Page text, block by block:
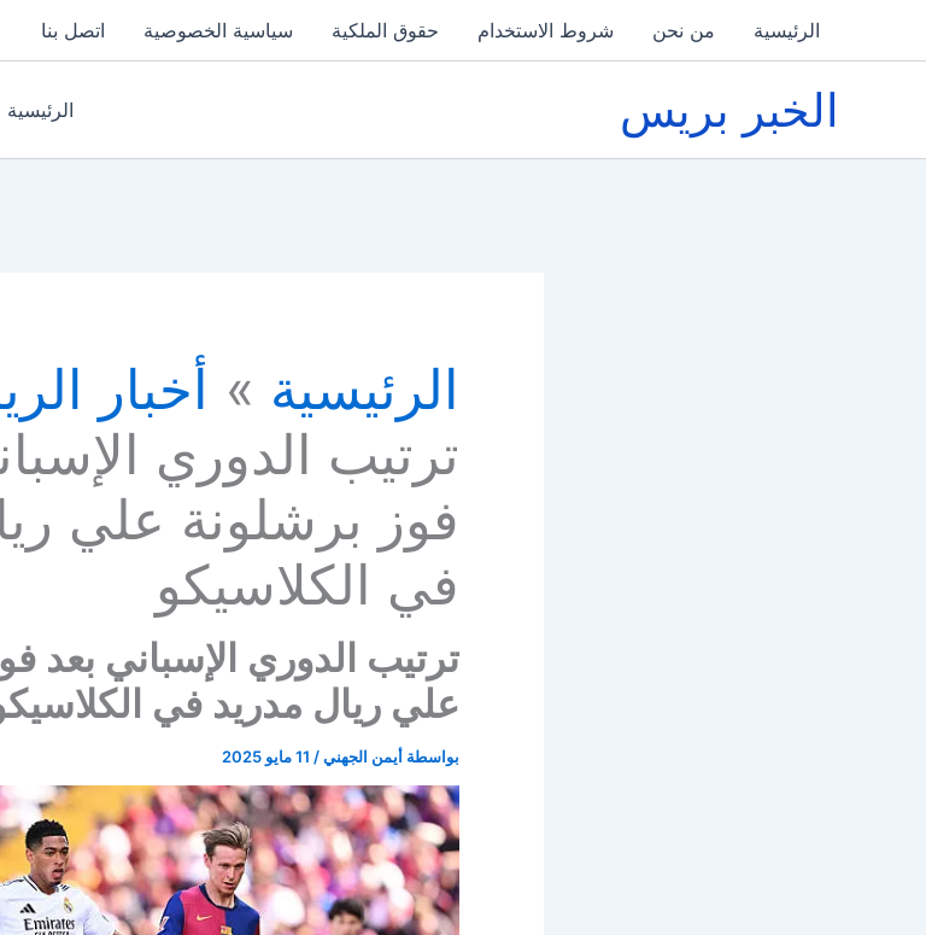
الرئيسية من نحن شروط الاستخدام حقوق الملكية سياسية الخصوصية اتصل بنا
الخبر بريس الرئيسية
الرئيسية
أخبار
ترتيب الدوري
فوز برشلونة علي
في الكلاسيكو
ترتيب الدوري الإسباني بعد
علي ريال مدريد في
بواسطة أيمن الجهني/ 11 مايو 2025